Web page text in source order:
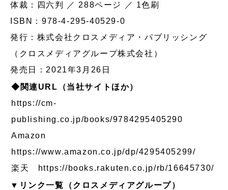
体裁：四六判 ／ 288ページ ／ 1色刷
ISBN：978-4-295-40529-0
発行：株式会社クロスメディア・パブリッシング
（クロスメディアグループ株式会社）
発売日：2021年3月26日
◆関連URL（当社サイトほか）
https://cm-
publishing.co.jp/books/9784295405290
Amazon
https://www.amazon.co.jp/dp/4295405299/
楽天
https://books.rakuten.co.jp/rb/16645730/
▼リンク一覧（クロスメディアグループ）